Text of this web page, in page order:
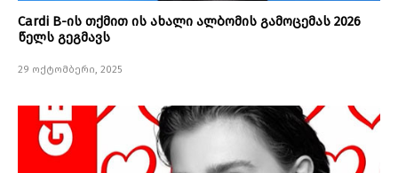
Cardi B-ის თქმით ის ახალი ალბომის გამოცემას 2026
წელს გეგმავს
29 ოქტომბერი, 2025